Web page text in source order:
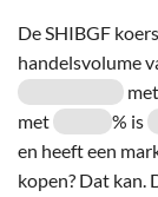
De SHIBGF
handelsvolume
met
met
% is
en heeft een
kopen? Dat kan.